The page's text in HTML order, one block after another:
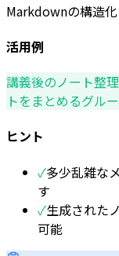
Markdownの構造
活用例
講義後のノート整理
トをまとめるグル
ヒント
✓多少乱雑な
す
✓生成された
可能